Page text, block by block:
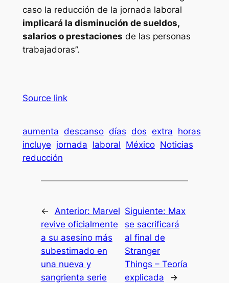
caso la reducción de la jornada laboral
implicará la disminución de sueldos,
salarios o prestaciones de las personas
trabajadoras”.
Source link
aumenta descanso días dos extra horas
incluye jornada laboral México Noticias
reducción
← Anterior: Marvel
revive oficialmente
a su asesino más
subestimado en
una nueva y
sangrienta serie
Siguiente: Max
se sacrificará
al final de
Stranger
Things – Teoría
explicada
→